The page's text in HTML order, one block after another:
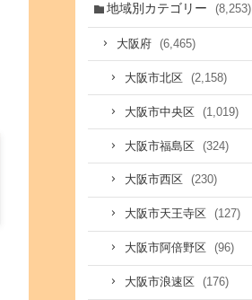
地域別カテゴリー (8,253)
大阪府 (6,465)
大阪市北区 (2,158)
大阪市中央区 (1,019)
大阪市福島区 (324)
大阪市西区 (230)
大阪市天王寺区 (127)
大阪市阿倍野区 (96)
大阪市浪速区 (176)